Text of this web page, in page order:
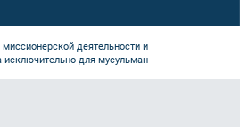
деятельности и
исключительно для мусульман!